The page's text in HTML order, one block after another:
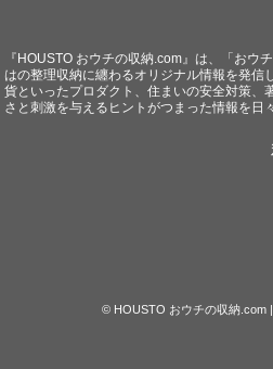
『HOUSTO おウチの収納.com』は、「お
はの整理収納に纏わるオリジナル情報を発
貨といったプロダクト、住まいの安全対策、
さと刺激を与えるヒントがつまった情報を日
© HOUSTO おウチの収納.com